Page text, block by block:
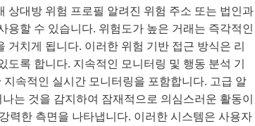
상대방 위험 프로필 알려진 위험 주소 또는 법인과
할 수 있습니다. 위험도가 높은 거래는 즉각적인
치게 됩니다. 이러한 위험 기반 접근 방식은 리
록 합니다. 지속적인 모니터링 및 행동 분석 기
속적인 실시간 모니터링을 포함합니다. 고급 알
는 것을 감지하여 잠재적으로 의심스러운 활동이
력한 측면을 나타냅니다. 이러한 시스템은 사용자